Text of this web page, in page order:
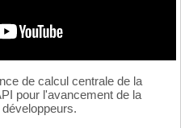
de calcul centrale de la
pour l'avancement de la